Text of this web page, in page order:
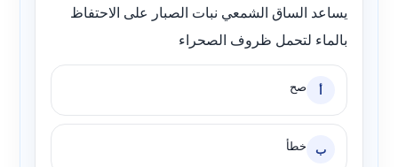
يساعد الساق الشمعي نبات الصبار على الاحتفاظ
بالماء لتحمل ظروف الصحراء
أ صح
ب خطأ